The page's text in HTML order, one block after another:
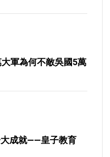
軍為何不敵吳國5萬
成就——皇子教育